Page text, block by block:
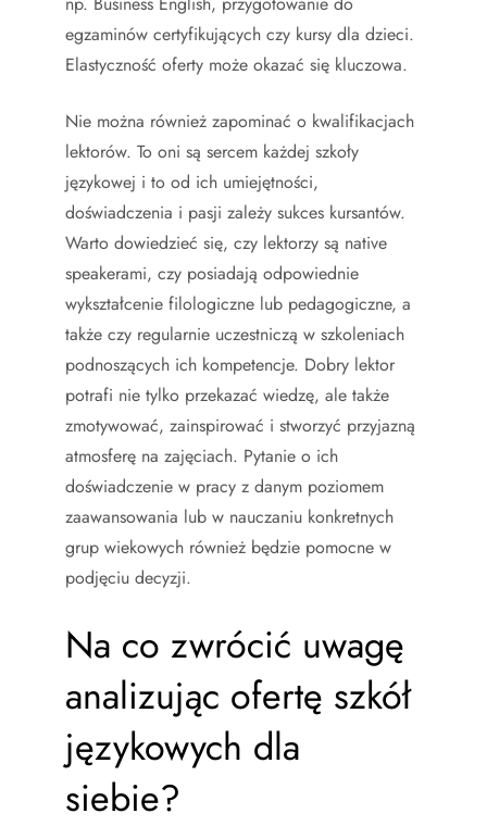
egzaminów certyfikujących czy kursy dla dzieci.
Elastyczność oferty może okazać się kluczowa.
Nie można również zapominać o kwalifikacjach
lektorów. To oni są sercem każdej szkoły
językowej i to od ich umiejętności,
doświadczenia i pasji zależy sukces kursantów.
Warto dowiedzieć się, czy lektorzy są native
speakerami, czy posiadają odpowiednie
wykształcenie filologiczne lub pedagogiczne, a
także czy regularnie uczestniczą w szkoleniach
podnoszących ich kompetencje. Dobry lektor
potrafi nie tylko przekazać wiedzę, ale także
zmotywować, zainspirować i stworzyć przyjazną
atmosferę na zajęciach. Pytanie o ich
doświadczenie w pracy z danym poziomem
zaawansowania lub w nauczaniu konkretnych
grup wiekowych również będzie pomocne w
podjęciu decyzji.
Na co zwrócić uwagę
analizując ofertę szkół
językowych dla
siebie?